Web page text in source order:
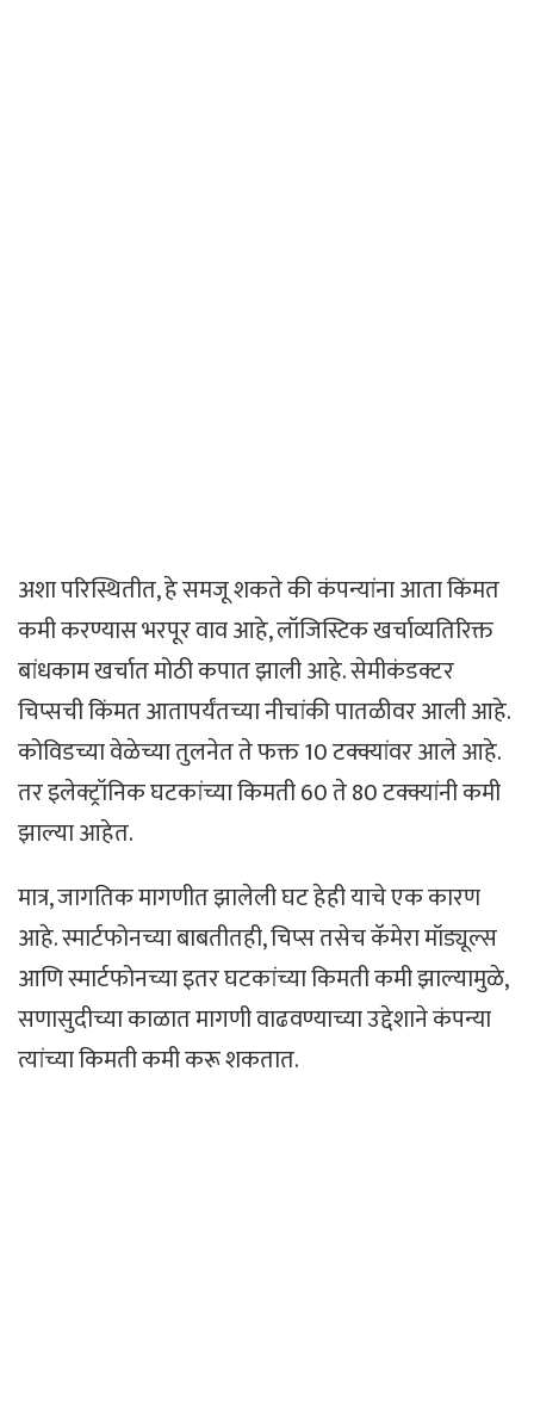
अशा परिस्थितीत, हे समजू शकते की कंपन्यांना आता किंमत
कमी करण्यास भरपूर वाव आहे, लॉजिस्टिक खर्चाव्यतिरिक्त
बांधकाम खर्चात मोठी कपात झाली आहे. सेमीकंडक्टर
चिप्सची किंमत आतापर्यंतच्या नीचांकी पातळीवर आली आहे.
कोविडच्या वेळेच्या तुलनेत ते फक्त 10 टक्क्यांवर आले आहे.
तर इलेक्ट्रॉनिक घटकांच्या किमती 60 ते 80 टक्क्यांनी कमी
झाल्या आहेत.
मात्र, जागतिक मागणीत झालेली घट हेही याचे एक कारण
आहे. स्मार्टफोनच्या बाबतीतही, चिप्स तसेच कॅमेरा मॉड्यूल्स
आणि स्मार्टफोनच्या इतर घटकांच्या किमती कमी झाल्यामुळे,
सणासुदीच्या काळात मागणी वाढवण्याच्या उद्देशाने कंपन्या
त्यांच्या किमती कमी करू शकतात.